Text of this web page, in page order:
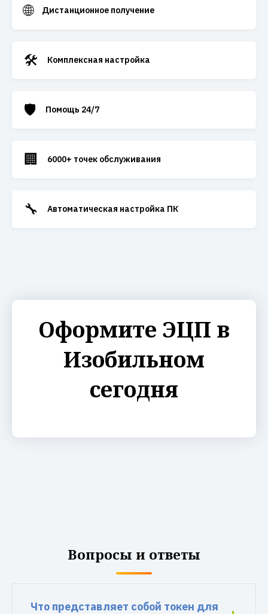
🌐 Дистанционное получение
🛠️ Комплексная настройка
🛡️ Помощь 24/7
🏢 6000+ точек обслуживания
🔧 Автоматическая настройка ПК
Оформите ЭЦП в
Изобильном
сегодня
Вопросы и ответы
Что представляет собой токен для